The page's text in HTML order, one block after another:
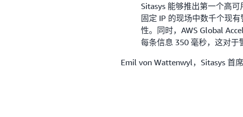
Sitasys 能够推出第一个高
固定 IP 的现场中数千个现
性。同时，AWS Global
每条信息 350 毫秒，这对于
Emil von Wattenwyl，Sitasys 首